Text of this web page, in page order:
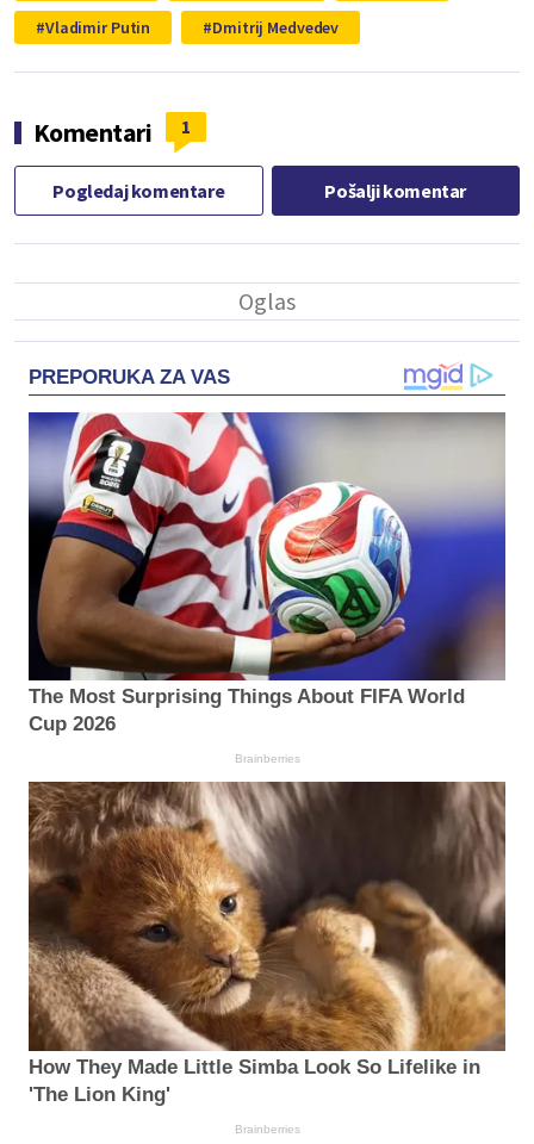
Vladimir Putin Dmitrij Medvedev
Komentari 1
Pogledaj komentare Pošalji komentar
PREPORUKA ZA VAS
The Most Surprising Things About FIFA World
Cup 2026
Brainberries
How They Made Little Simba Look So Lifelike in
'The Lion King'
Brainberries